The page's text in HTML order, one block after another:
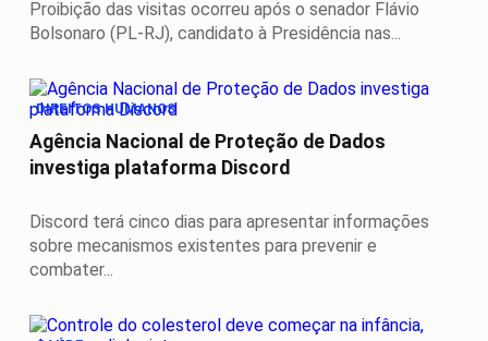
Proibição das visitas ocorreu após o senador Flávio
Bolsonaro (PL-RJ), candidato à Presidência nas...
DIREITOS HUMANOS
Agência Nacional de Proteção de Dados
investiga plataforma Discord
Discord terá cinco dias para apresentar informações
sobre mecanismos existentes para prevenir e
combater...